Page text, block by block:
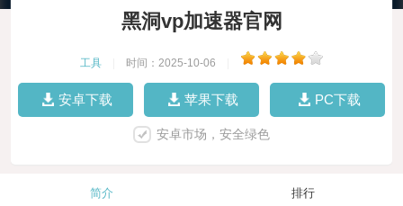
黑洞vp加速器官网
工具 时间：2025-10-06
安卓下载 苹果下载 PC下载
安卓市场，安全绿色
简介 排行